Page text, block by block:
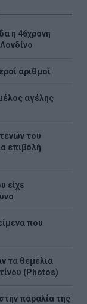
η 46χρονη
αριθμοί
αγέλης
του
επιβολή
είχε
που
τα θεμέλια
(Photos)
παραλία της